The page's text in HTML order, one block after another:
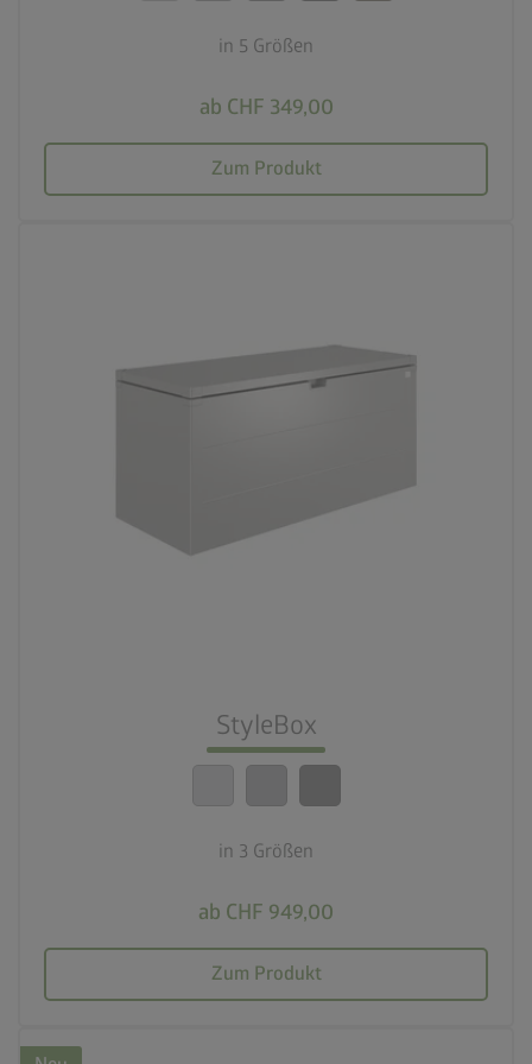
in 5 Größen
ab CHF 349,00
Zum Produkt
StyleBox
in 3 Größen
ab CHF 949,00
Zum Produkt
3 Farbvariationen
calendar_month
20 Jahre Garantie